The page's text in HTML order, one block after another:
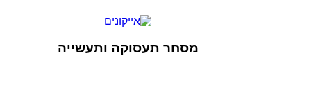
מסחר תעסוקה ותעשייה